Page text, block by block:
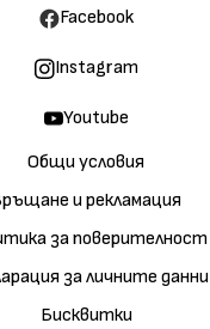
Общи условия
и рекламация
за поверителност
за личните данни
Бисквитки
Facebook
Instagram
Youtube